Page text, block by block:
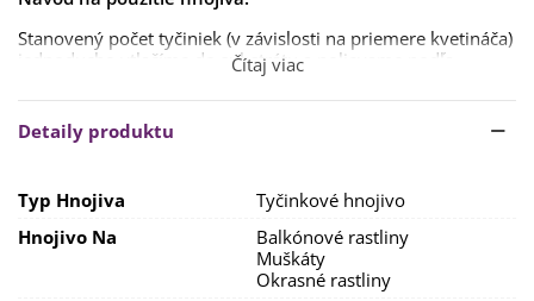
Stanovený počet tyčiniek (v závislosti na priemere kvetináča)
jednoducho vtlačíme do substrátu a polievame podľa
potreby. V dobe hlavného vegetačného cyklu postup
opakujeme po 2 mesiacoch. Mimo tento cyklus (november -
február) použijeme polovičnú dávku.
Čítaj viac
Detaily produktu
Typ Hnojiva
Tyčinkové hnojivo
Hnojivo Na
Balkónové rastliny
Muškáty
Okrasné rastliny